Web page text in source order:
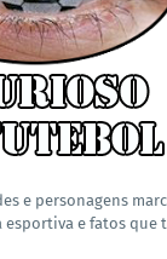
e personagens
esportiva e fatos que